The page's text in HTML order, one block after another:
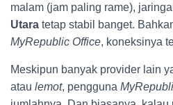
malam (jam paling rame),
Utara tetap stabil banget.
MyRepublic Office, koneksinya
Meskipun banyak provider lain
atau lemot, pengguna